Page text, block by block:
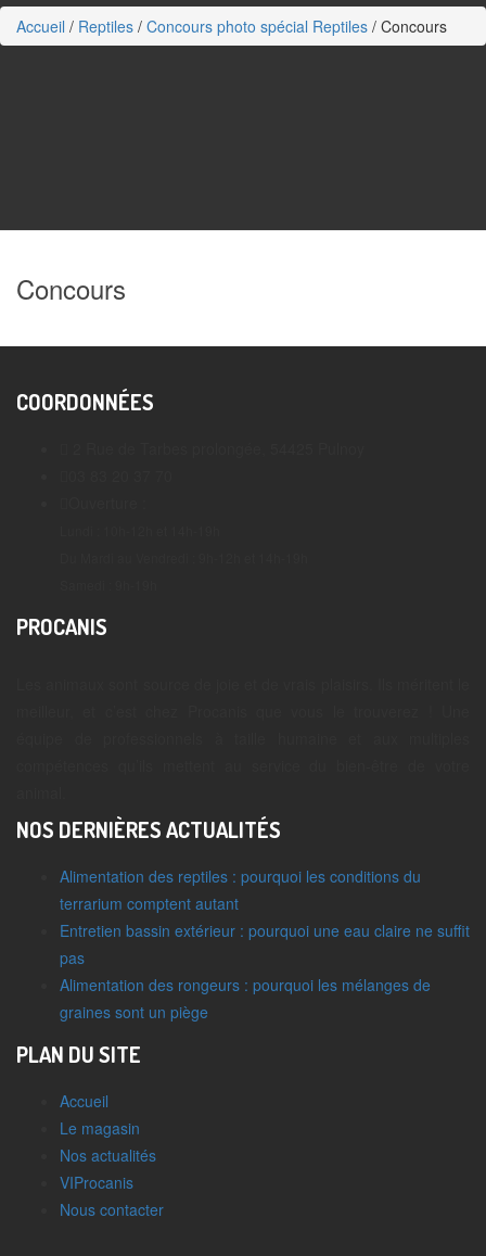
Accueil / Reptiles / Concours photo spécial Reptiles / Concours
Concours
COORDONNÉES
PROCANIS
NOS DERNIÈRES ACTUALITÉS
Alimentation des reptiles : pourquoi les conditions du
terrarium comptent autant
Entretien bassin extérieur : pourquoi une eau claire ne suffit
pas
Alimentation des rongeurs : pourquoi les mélanges de
graines sont un piège
PLAN DU SITE
Accueil
Le magasin
Nos actualités
VIProcanis
Nous contacter